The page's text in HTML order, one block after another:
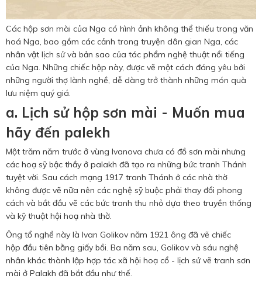
Các hộp sơn mài của Nga có hình ảnh không thể thiếu trong văn
hoá Nga, bao gồm các cảnh trong truyện dân gian Nga, các
nhân vật lịch sử và bản sao của tác phẩm nghệ thuật nổi tiếng
của Nga. Những chiếc hộp này, được vẽ một cách đáng yêu bởi
những người thợ lành nghề, dễ dàng trở thành những món quà
lưu niệm quý giá.
a. Lịch sử hộp sơn mài - Muốn mua
hãy đến palekh
Một trăm năm trước ở vùng Ivanova chưa có đồ sơn mài nhưng
các hoạ sỹ bậc thầy ở palakh đã tạo ra những bức tranh Thánh
tuyệt vời. Sau cách mạng 1917 tranh Thánh ở các nhà thờ
không được vẽ nữa nên các nghệ sỹ buộc phải thay đổi phong
cách và bắt đầu vẽ các bức tranh thu nhỏ dựa theo truyền thống
và kỹ thuật hội hoạ nhà thờ.
Ông tổ nghề này là Ivan Golikov năm 1921 ông đã vẽ chiếc
hộp đầu tiên bằng giấy bồi. Ba năm sau, Golikov và sáu nghệ
nhân khác thành lập hợp tác xã hội hoạ cổ - lịch sử vẽ tranh sơn
mài ở Palakh đã bắt đầu như thế.